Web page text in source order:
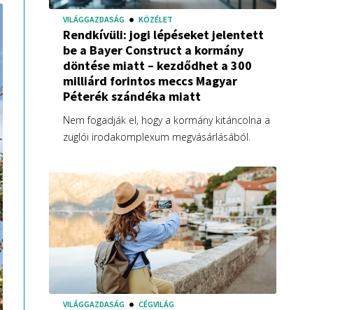
VILÁGGAZDASÁG KÖZÉLET
Rendkívüli: jogi lépéseket jelentett
be a Bayer Construct a kormány
döntése miatt – kezdődhet a 300
milliárd forintos meccs Magyar
Péterék szándéka miatt
Nem fogadják el, hogy a kormány kitáncolna a
zuglói irodakomplexum megvásárlásából.
VILÁGGAZDASÁG CÉGVILÁG